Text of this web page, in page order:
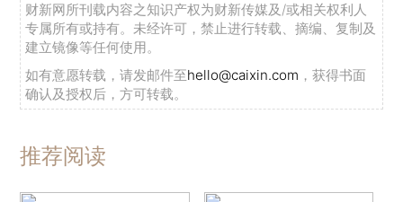
财新网所刊载内容之知识产权为财新传媒及/或相关权利人
专属所有或持有。未经许可，禁止进行转载、摘编、复制及
建立镜像等任何使用。
如有意愿转载，请发邮件至hello@caixin.com ，获得书面
确认及授权后，方可转载。
推荐阅读